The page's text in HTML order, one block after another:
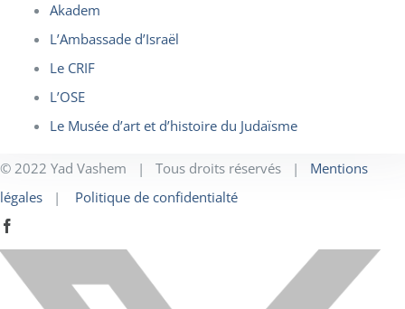
Akadem
L’Ambassade d’Israël
Le CRIF
L’OSE
Le Musée d’art et d’histoire du Judaïsme
© 2022 Yad Vashem | Tous droits réservés | Mentions
légales | Politique de confidentialté